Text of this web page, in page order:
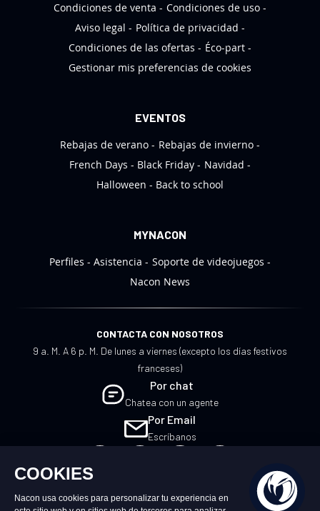
Condiciones de venta
Condiciones de uso
Aviso legal
Política de privacidad
Condiciones de las ofertas
Éco-part
Gestionar mis preferencias de cookies
EVENTOS
Rebajas de verano
Rebajas de invierno
French Days
Black Friday
Navidad
Halloween
Back to school
MYNACON
Perfiles
Asistencia
Soporte de videojuegos
Nacon News
CONTACTA CON NOSOTROS
9 a. M. A 6 p. M. De lunes a viernes (excepto los días festivos
franceses)
Por chat
Chatea con un agente
Por Email
Escríbanos